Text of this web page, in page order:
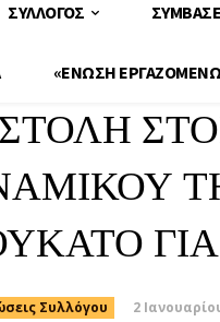
ΣΎΛΛΟΓΟΣ
«ΕΝΩΣΗ
Συλλόγου 2